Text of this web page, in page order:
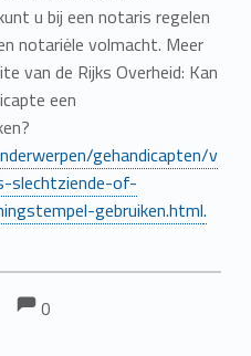
u bij een notaris regelen
notariėle volmacht. Meer
van de Rijks Overheid: Kan
een
gehandicapten/v
slechtziende-of-
gebruiken.html.
Comments:
0